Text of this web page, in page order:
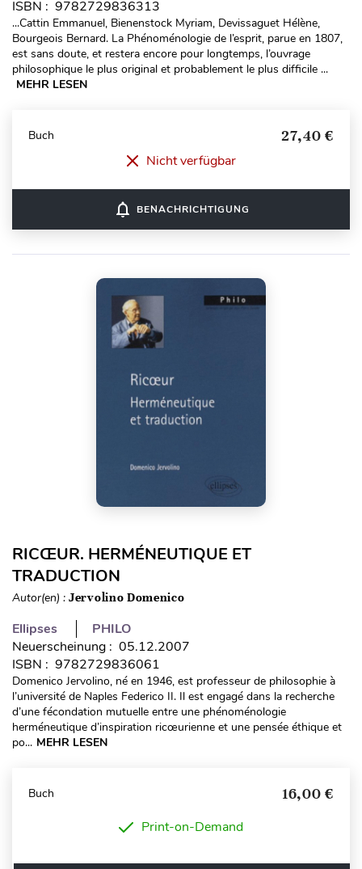
ISBN : 9782729836313
...Cattin Emmanuel, Bienenstock Myriam, Devissaguet Hélène,
Bourgeois Bernard. La Phénoménologie de l’esprit, parue en 1807,
est sans doute, et restera encore pour longtemps, l’ouvrage
philosophique le plus original et probablement le plus difficile ...
MEHR LESEN
Buch 27,40 €
Nicht verfügbar
notifications_none BENACHRICHTIGUNG
RICŒUR. HERMÉNEUTIQUE ET
TRADUCTION
Autor(en) : Jervolino Domenico
Ellipses
PHILO
Neuerscheinung : 05.12.2007
ISBN : 9782729836061
Domenico Jervolino, né en 1946, est professeur de philosophie à
l’université de Naples Federico II. Il est engagé dans la recherche
d’une fécondation mutuelle entre une phénoménologie
herméneutique d’inspiration ricœurienne et une pensée éthique et
po... MEHR LESEN
Buch 16,00 €
Print-on-Demand